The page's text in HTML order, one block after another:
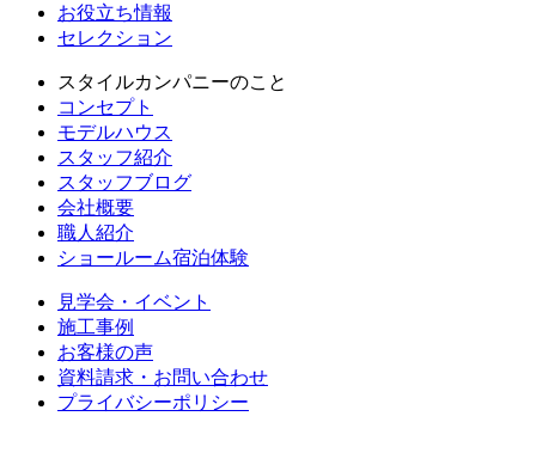
お役立ち情報
セレクション
スタイルカンパニーのこと
コンセプト
モデルハウス
スタッフ紹介
スタッフブログ
会社概要
職人紹介
ショールーム宿泊体験
見学会・イベント
施工事例
お客様の声
資料請求・お問い合わせ
プライバシーポリシー